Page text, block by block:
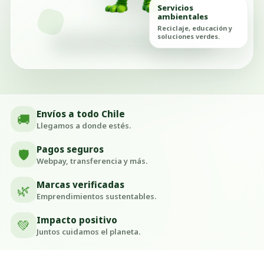
Servicios
ambientales
Reciclaje, educación y
soluciones verdes.
🚚 Envíos a todo Chile
Llegamos a donde estés.
🛡️ Pagos seguros
Webpay, transferencia y más.
🌿 Marcas verificadas
Emprendimientos sustentables.
💚 Impacto positivo
Juntos cuidamos el planeta.